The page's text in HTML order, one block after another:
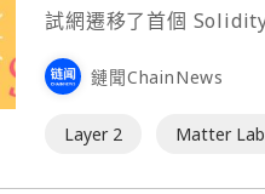
試網遷移了首個
ZK Rollup 二層網絡完全兼容了
Layer 2，Matter Labs
AMA⋯
鏈聞ChainNews
Layer 2 Matter